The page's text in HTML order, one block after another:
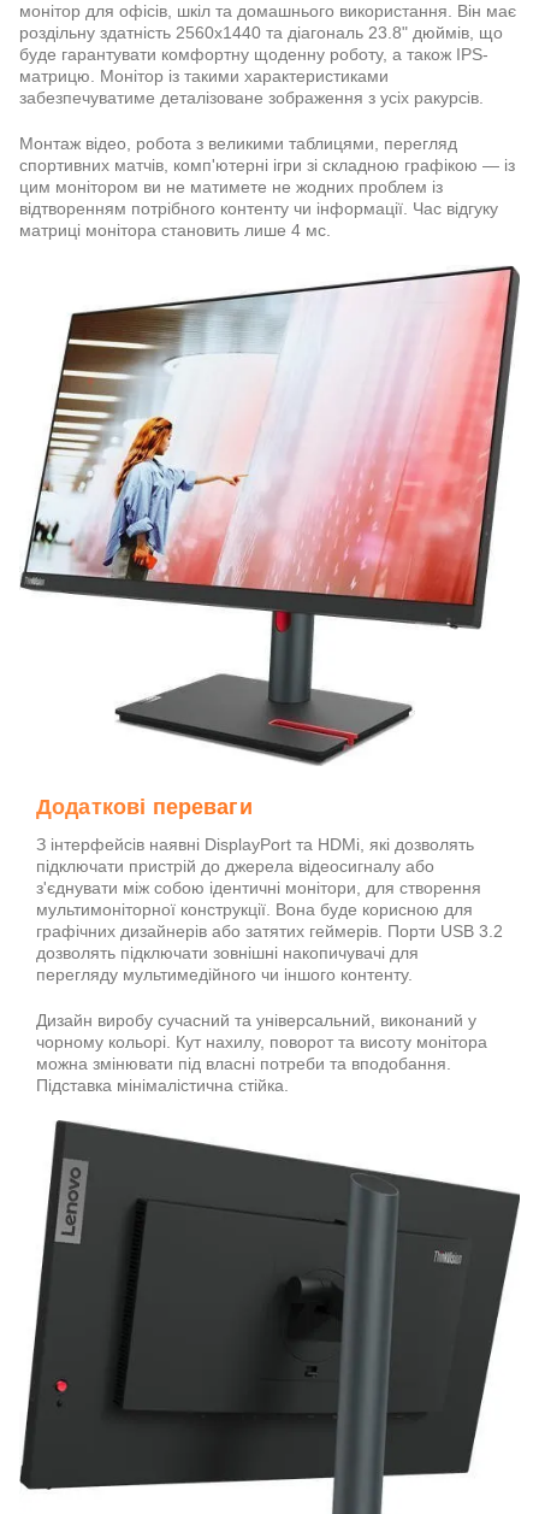
монітор для офісів, шкіл та домашнього використання. Він має
роздільну здатність 2560x1440 та діагональ 23.8" дюймів, що
буде гарантувати комфортну щоденну роботу, а також IPS-
матрицю. Монітор із такими характеристиками
забезпечуватиме деталізоване зображення з усіх ракурсів.
Монтаж відео, робота з великими таблицями, перегляд
спортивних матчів, комп'ютерні ігри зі складною графікою — із
цим монітором ви не матимете не жодних проблем із
відтворенням потрібного контенту чи інформації. Час відгуку
матриці монітора становить лише 4 мс.
Додаткові переваги
З інтерфейсів наявні DisplayPort та HDMi, які дозволять
підключати пристрій до джерела відеосигналу або
з'єднувати між собою ідентичні монітори, для створення
мультимоніторної конструкції. Вона буде корисною для
графічних дизайнерів або затятих геймерів. Порти USB 3.2
дозволять підключати зовнішні накопичувачі для
перегляду мультимедійного чи іншого контенту.
Дизайн виробу сучасний та універсальний, виконаний у
чорному кольорі. Кут нахилу, поворот та висоту монітора
можна змінювати під власні потреби та вподобання.
Підставка мінімалістична стійка.